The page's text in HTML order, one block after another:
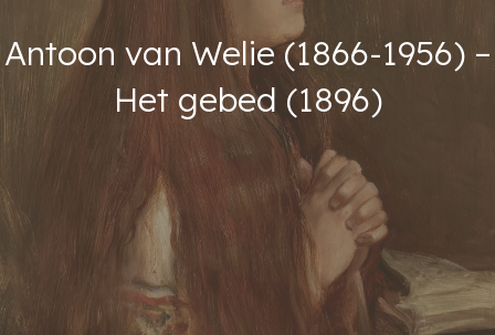
Antoon van Welie (1866-1956) –
Het gebed (1896)